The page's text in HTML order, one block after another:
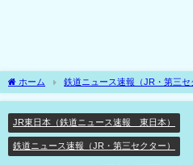
ホーム 鉄道ニュース速報（JR・第三セ
速報 東日本）
祝！年内全線運転再開！
JR東日本（鉄道ニュース速報 東日本）
鉄道ニュース速報（JR・第三セクター）